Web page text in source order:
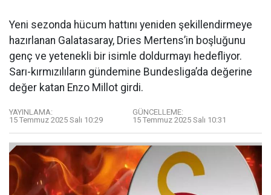
Yeni sezonda hücum hattını yeniden şekillendirmeye
hazırlanan Galatasaray, Dries Mertens’in boşluğunu
genç ve yetenekli bir isimle doldurmayı hedefliyor.
Sarı-kırmızılıların gündemine Bundesliga’da değerine
değer katan Enzo Millot girdi.
YAYINLAMA:
15 Temmuz 2025 Salı 10:29
GÜNCELLEME:
15 Temmuz 2025 Salı 10:31